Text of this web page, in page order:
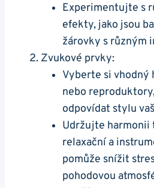
Experimentujte s
efekty, jako jsou
žárovky s různým
Zvukové prvky:
Vyberte si vhodný
nebo
odpovídat stylu
Udržujte harmonii
relaxační a
pomůže snížit
pohodovou